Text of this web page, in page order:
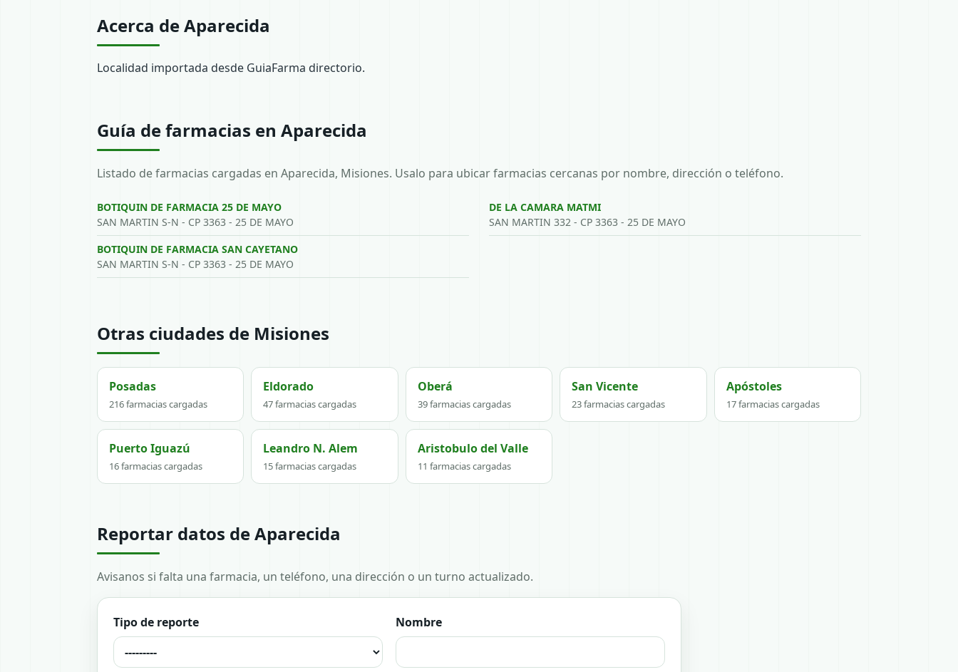
Acerca de Aparecida
Localidad importada desde GuiaFarma directorio.
Guía de farmacias en Aparecida
Listado de farmacias cargadas en Aparecida, Misiones. Usalo para ubicar farmacias cercanas por nombre, dirección o teléfono.
BOTIQUIN DE FARMACIA 25 DE MAYO
SAN MARTIN S-N - CP 3363 - 25 DE MAYO
BOTIQUIN DE FARMACIA SAN CAYETANO
SAN MARTIN S-N - CP 3363 - 25 DE MAYO
DE LA CAMARA MATMI
SAN MARTIN 332 - CP 3363 - 25 DE MAYO
Otras ciudades de Misiones
Posadas
216 farmacias cargadas
Eldorado
47 farmacias cargadas
Oberá
39 farmacias cargadas
San Vicente
23 farmacias cargadas
Apóstoles
17 farmacias cargadas
Puerto Iguazú
16 farmacias cargadas
Leandro N. Alem
15 farmacias cargadas
Aristobulo del Valle
11 farmacias cargadas
Reportar datos de Aparecida
Avisanos si falta una farmacia, un teléfono, una dirección o un turno actualizado.
Tipo de reporte Nombre